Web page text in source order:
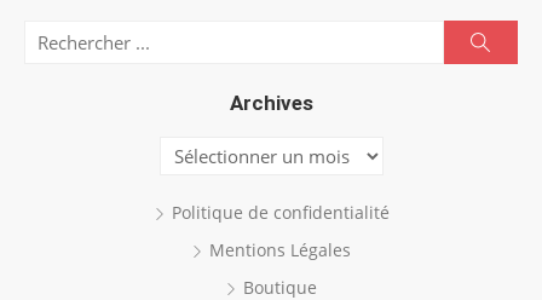
Archives
Archives
Politique de confidentialité
Mentions Légales
Boutique